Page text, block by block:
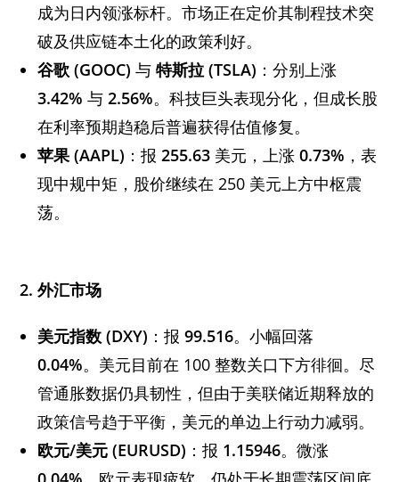
成为日内领涨标杆。市场正在定价其制程技术突
破及供应链本土化的政策利好。
谷歌 (GOOC) 与特斯拉 (TSLA) ：分别上涨
3.42% 与2.56%。科技巨头表现分化，但成长股
在利率预期趋稳后普遍获得估值修复。
苹果 (AAPL) ：报255.63 美元，上涨0.73% ，表
现中规中矩，股价继续在 250 美元上方中枢震
荡。
2.外汇市场
美元指数 (DXY) ：报99.516。小幅回落
0.04%。美元目前在 100 整数关口下方徘徊。尽
管通胀数据仍具韧性，但由于美联储近期释放的
政策信号趋于平衡，美元的单边上行动力减弱。
欧元/美元 (EURUSD) ：报 1.15946。微涨